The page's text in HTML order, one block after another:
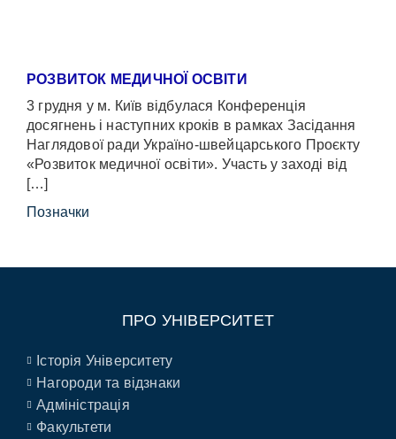
РОЗВИТОК МЕДИЧНОЇ ОСВІТИ
3 грудня у м. Київ відбулася Конференція
досягнень і наступних кроків в рамках Засідання
Наглядової ради Україно-швейцарського Проєкту
«Розвиток медичної освіти». Участь у заході від
[…]
Позначки
ПРО УНІВЕРСИТЕТ
Історія Університету
Нагороди та відзнаки
Адміністрація
Факультети